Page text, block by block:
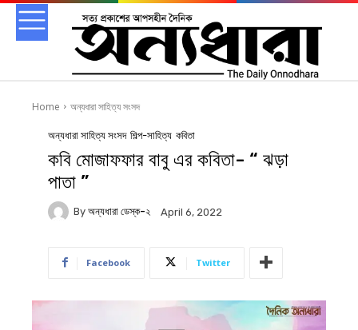
Home অন্যধারা সাহিত্য সংসদ
অন্যধারা সাহিত্য সংসদ শিল্প-সাহিত্য কবিতা
কবি মোজাফফার বাবু এর কবিতা- “ ঝড়া
পাতা ”
By অন্যধারা ডেস্ক-২ April 6, 2022
Facebook Twitter